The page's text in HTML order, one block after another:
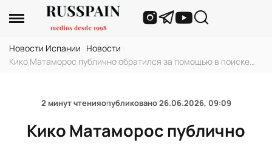
Новости Испании Новости
Кико Матаморос публично обратился за помощью в поиске
2 минут чтенияопубликовано26.06.2026, 09:09
Кико Матаморос публично